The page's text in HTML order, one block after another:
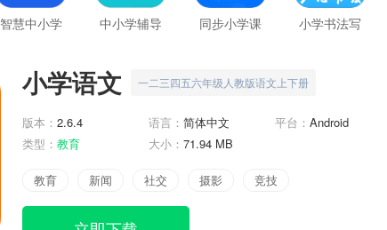
智慧中小学
中小学辅导
同步小学课
小学书法写
小学语文 一二三四五六年级人教版语文上下册
版本： 2.6.4 语言： 简体中文 平台： Android
类型： 教育 大小： 71.94 MB
教育 新闻 社交 摄影 竞技